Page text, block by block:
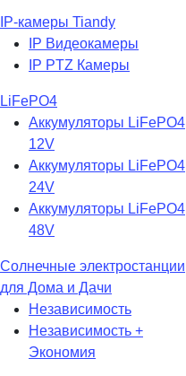
IP-камеры Tiandy
IP Видеокамеры
IP PTZ Камеры
LiFePO4
Аккумуляторы LiFePO4
12V
Аккумуляторы LiFePO4
24V
Аккумуляторы LiFePO4
48V
Солнечные электростанции
для Дома и Дачи
Независимость
Независимость +
Экономия